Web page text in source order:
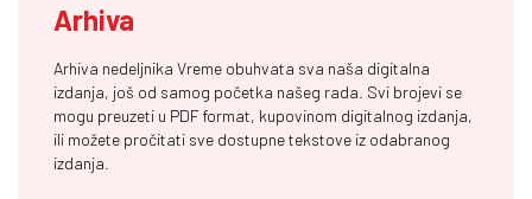
Arhiva
Arhiva nedeljnika Vreme obuhvata sva naša digitalna
izdanja, još od samog početka našeg rada. Svi brojevi se
mogu preuzeti u PDF format, kupovinom digitalnog izdanja,
ili možete pročitati sve dostupne tekstove iz odabranog
izdanja.